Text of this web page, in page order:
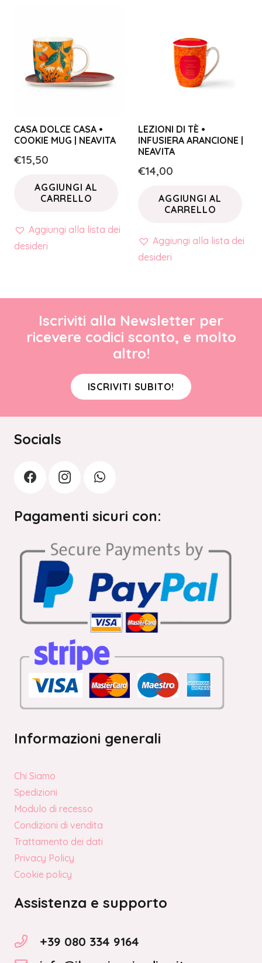
CASA DOLCE CASA •
COOKIE MUG | NEAVITA
€15,50
AGGIUNGI AL
CARRELLO
Aggiungi alla lista dei
desideri
LEZIONI DI TÈ •
INFUSIERA ARANCIONE |
NEAVITA
€14,00
AGGIUNGI AL
CARRELLO
Aggiungi alla lista dei
desideri
Iscriviti alla Newsletter per
ricevere codici sconto, e molto
altro!
ISCRIVITI SUBITO!
Socials
Pagamenti sicuri con:
Informazioni generali
Chi Siamo
Spedizioni
Modulo di recesso
Condizioni di vendita
Trattamento dei dati
Privacy Policy
Cookie policy
Assistenza e supporto
+39 080 334 9164